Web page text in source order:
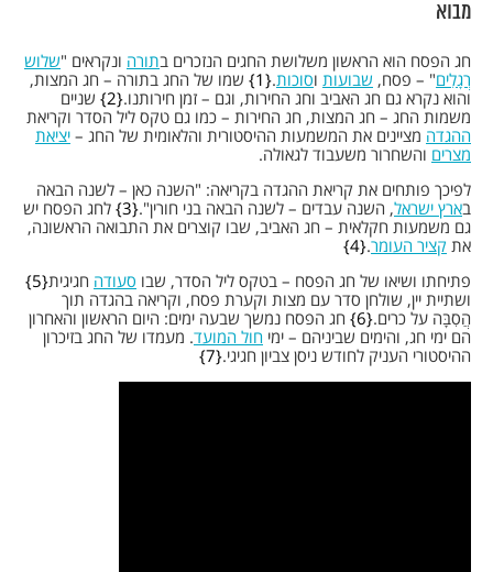
מבוא
חג הפסח הוא הראשון משלושת החגים הנזכרים בתורה ונקראים "שלוש
רְגָלִים" – פסח, שבועות וסוכות.
1 שמו של החג בתורה – חג המצות,
והוא נקרא גם חג האביב וחג החירות, וגם – זמן חירותנו. 2 שניים
משמות החג – חג המצות, חג החירות – כמו גם טקס ליל הסדר וקריאת
ההגדה מציינים את המשמעות ההיסטורית והלאומית של החג – יציאת
מצרים והשחרור משעבוד לגאולה.
לפיכך פותחים את קריאת ההגדה בקריאה: "השנה כאן – לשנה הבאה
בארץ ישראל, השנה עבדים – לשנה הבאה בני חורין". 3 לחג הפסח יש
גם משמעות חקלאית – חג האביב, שבו קוצרים את התבואה הראשונה,
את קציר העומר.
4
פתיחתו ושיאו של חג הפסח – בטקס ליל הסדר, שבו סעודה חגיגית 5
ושתיית יין, שולחן סדר עם מצות וקערת פסח, וקריאה בהגדה תוך
הֲסִבָּה על כרים. 6 חג הפסח נמשך שבעה ימים: היום הראשון והאחרון
הם ימי חג, והימים שביניהם – ימי חול המועד. מעמדו של החג בזיכרון
ההיסטורי העניק לחודש ניסן צביון חגיגי. 7